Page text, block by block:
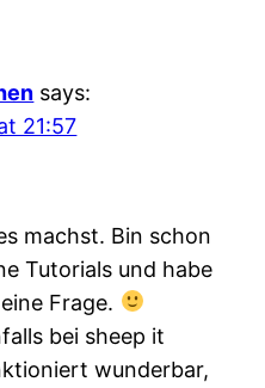
says:
21:57
machst. Bin schon
Tutorials und habe
Frage.
bei sheep it
wunderbar,